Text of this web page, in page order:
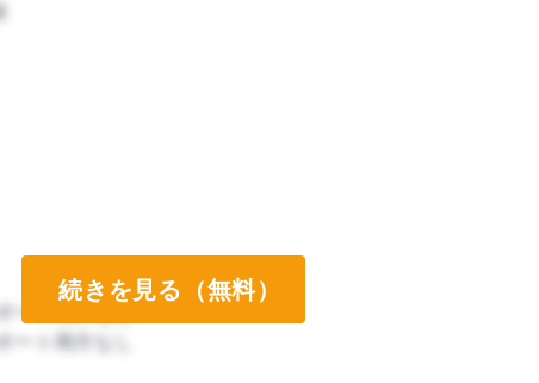
続きを見る（無料）